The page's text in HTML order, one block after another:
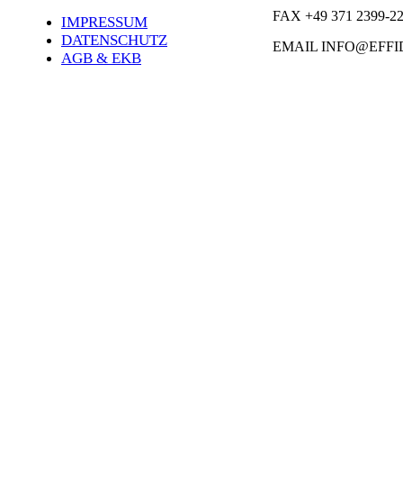
IMPRESSUM
DATENSCHUTZ
AGB & EKB
FAX +49 371 2399-
EMAIL